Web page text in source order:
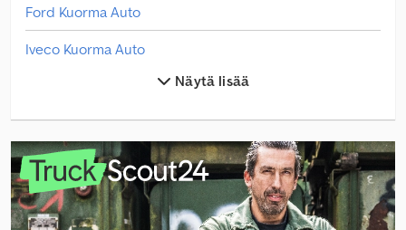
Ford Kuorma Auto
Iveco Kuorma Auto
Jcb Traktori
Linde L 10
Linde L 12
Näytä lisää